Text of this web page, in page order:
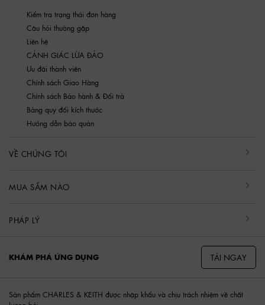
Kiểm tra trạng thái đơn hàng
Câu hỏi thường gặp
Liên hệ
CẢNH GIÁC LỪA ĐẢO
Ưu đãi thành viên
Chính sách Giao Hàng
Chính sách Bảo hành & Đổi trả
Bảng quy đổi kích thước
Hướng dẫn bảo quản
VỀ CHÚNG TÔI
MUA SẮM NÀO
PHÁP LÝ
KHÁM PHÁ ỨNG DỤNG TẢI NGAY
Sản phẩm CHARLES & KEITH được nhập khẩu và chịu trách nhiệm về chất